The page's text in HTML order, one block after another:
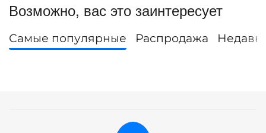
Возможно, вас это заинтересует
Самые популярные Распродажа